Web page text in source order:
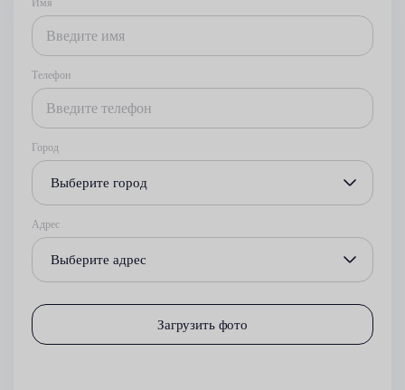
Имя
Телефон
Город
Выберите город
Адрес
Выберите адрес
Загрузить фото